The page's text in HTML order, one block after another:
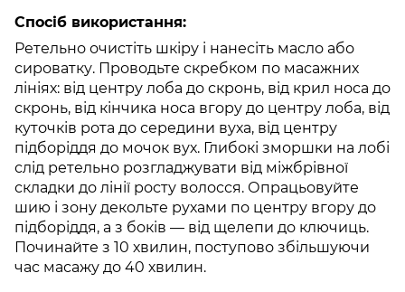
Спосіб використання:
Ретельно очистіть шкіру і нанесіть масло або
сироватку. Проводьте скребком по масажних
лініях: від центру лоба до скронь, від крил носа до
скронь, від кінчика носа вгору до центру лоба, від
куточків рота до середини вуха, від центру
підборіддя до мочок вух. Глибокі зморшки на лобі
слід ретельно розгладжувати від міжбрівної
складки до лінії росту волосся. Опрацьовуйте
шию і зону декольте рухами по центру вгору до
підборіддя, а з боків — від щелепи до ключиць.
Починайте з 10 хвилин, поступово збільшуючи
час масажу до 40 хвилин.